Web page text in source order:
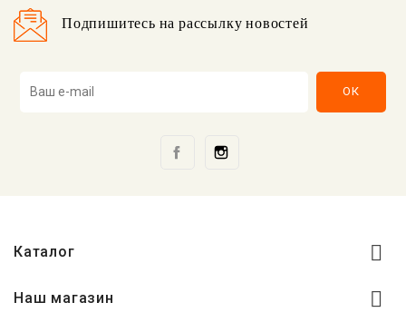
Подпишитесь на рассылку новостей
Facebook
Каталог 
Наш магазин 